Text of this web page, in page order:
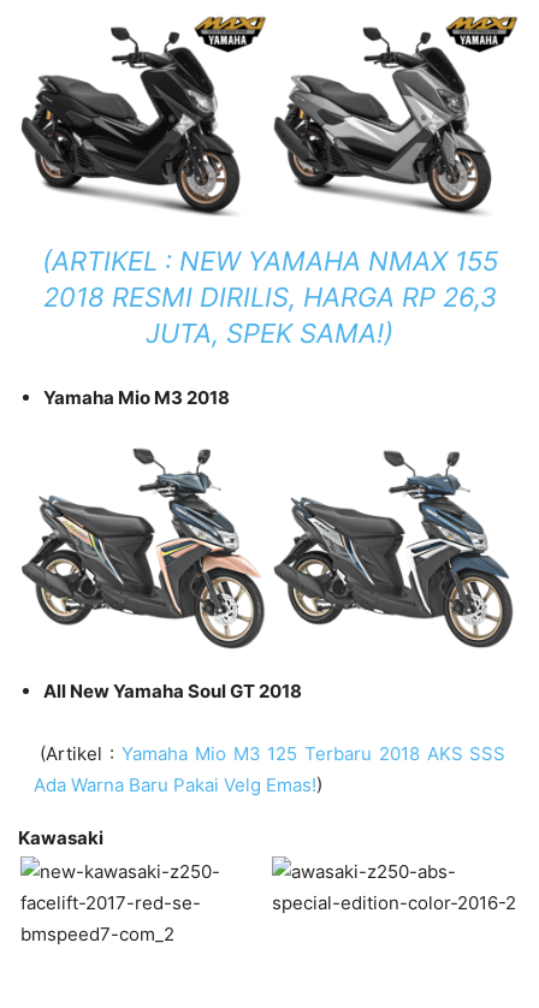
(ARTIKEL : NEW YAMAHA NMAX 155
2018 RESMI DIRILIS, HARGA RP 26,3
JUTA, SPEK SAMA!)
Yamaha Mio M3 2018
All New Yamaha Soul GT 2018
(Artikel : Yamaha Mio M3 125 Terbaru 2018 AKS SSS
Ada Warna Baru Pakai Velg Emas!)
Kawasaki